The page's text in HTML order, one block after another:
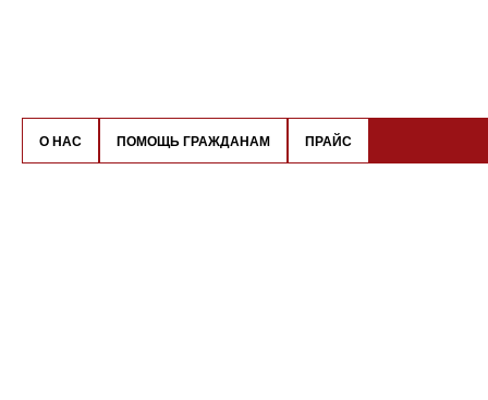
О НАС ПОМОЩЬ ГРАЖДАНАМ ПРАЙС